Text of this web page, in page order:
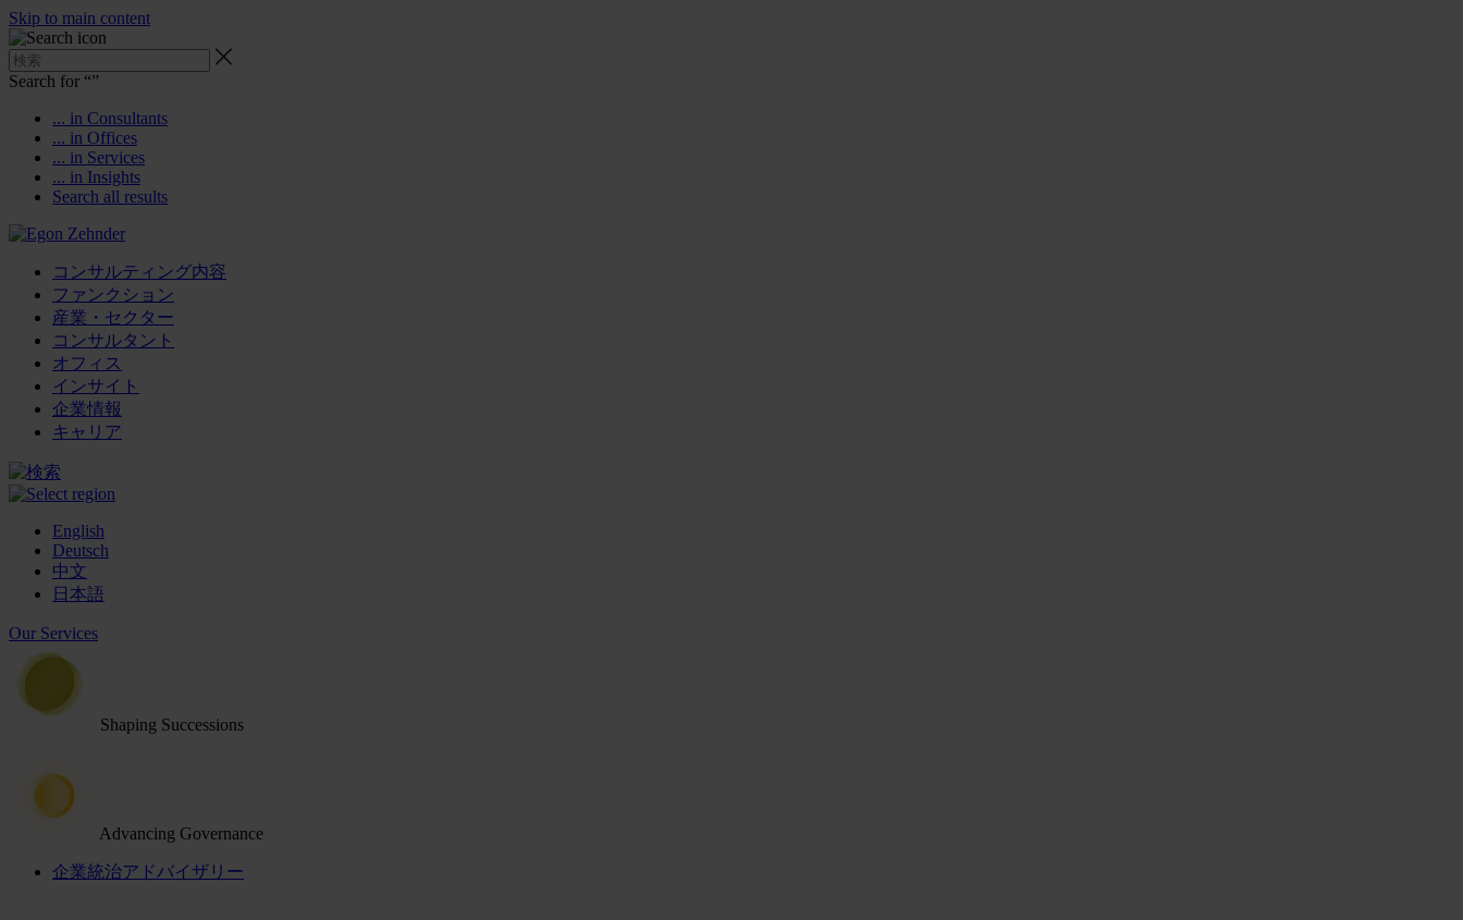
Skip to main content
Search for “”
... in Consultants
... in Offices
... in Services
... in Insights
Search all results
コンサルティング内容
ファンクション
産業・セクター
コンサルタント
オフィス
インサイト
企業情報
キャリア
English
Deutsch
中文
日本語
Our Services
Shaping Successions
Advancing Governance
企業統治アドバイザリー